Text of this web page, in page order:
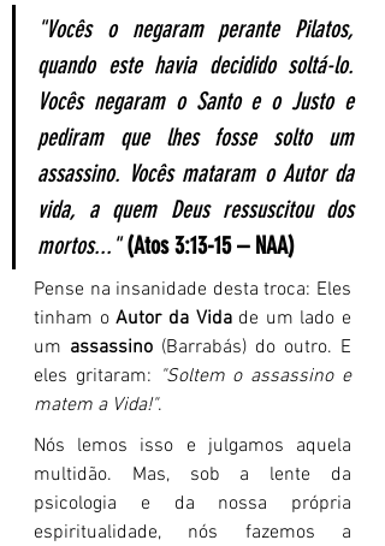
"Vocês o negaram perante Pilatos,
quando este havia decidido soltá-lo.
Vocês negaram o Santo e o Justo e
pediram que lhes fosse solto um
assassino. Vocês mataram o Autor da
vida, a quem Deus ressuscitou dos
mortos..." (Atos 3:13-15 – NAA)
Pense na insanidade desta troca: Eles
tinham o Autor da Vida de um lado e
um assassino (Barrabás) do outro. E
eles gritaram: "Soltem o assassino e
matem a Vida!".
Nós lemos isso e julgamos aquela
multidão. Mas, sob a lente da
psicologia e da nossa própria
espiritualidade, nós fazemos a